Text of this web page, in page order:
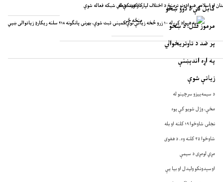
په هېواد کې له ۱۰ زرو څخه زیاتې نوې کمپنۍ ثبت شوې، بهرنۍ پانګونه ۲۱۸ سلنه ریکارډ زیاتوالی ښيي
او اسلامي هېوادونو ترمنځ د اختلاف لپاره د هند جعلي شبکه فعاله شوې
کارکوونکې له
منځه ځي
کابل کې د دوو ښځو
مرموز قتل: د ښځو
پر ضد د تاوتریخوالي
په اړه اندېښنې
زیاتې شوې
د سیمه‌ییزو سرچینو له
مخې، وژل شویو کې یوه
نجلۍ شاوخوا ۱۹ کلنه او بله
شاوخوا ۳۵ کلنه وه. د هغوی
مړي لومړی د سیمې
اوسېدونکو ولیدل او بیا یې